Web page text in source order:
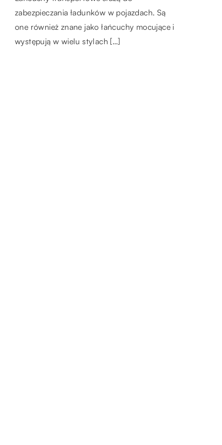
problemu można wybrać ciekawe projekty do
każdego pomieszczenia. Uwagę przyciągają
[…]
zabezpieczania ładunków w pojazdach. Są
one również znane jako łańcuchy mocujące i
występują w wielu stylach […]
zadbać o wysoki komfort, uwzględniając przy
tym modne wyposażenie. Salony meblowe
oraz sklepy z […]